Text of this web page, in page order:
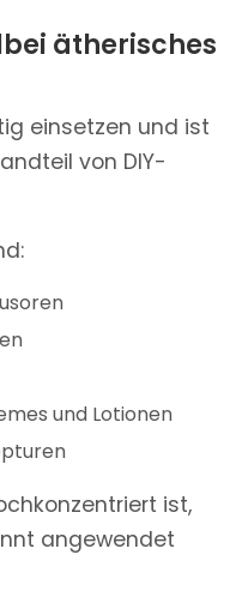
ätherisches
einsetzen und ist
von DIY-
und Lotionen
ist,
angewendet